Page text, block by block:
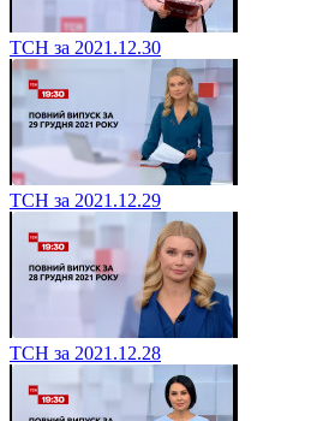
ТСН за 2021.12.30
ТСН за 2021.12.29
ТСН за 2021.12.28